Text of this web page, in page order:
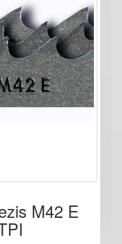
M42 E